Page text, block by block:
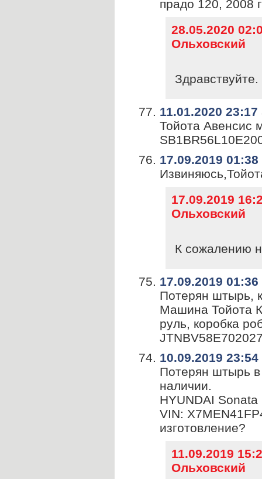
прадо 120, 2008
28.05.2020
Ольховский
11.01.2020 23:17
Тойота Авенсис
17.09.2019 01:38
17.09.2019
Ольховский
К сожалению
17.09.2019 01:36
Потерян штырь,
Машина Тойота
руль, коробка
10.09.2019 23:54
Потерян штырь
наличии.
HYUNDAI Sonata
VIN:
изготовление?
11.09.2019
Ольховский